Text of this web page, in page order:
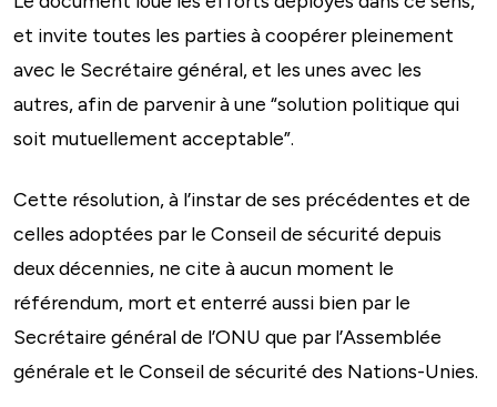
et invite toutes les parties à coopérer pleinement
avec le Secrétaire général, et les unes avec les
autres, afin de parvenir à une “solution politique qui
soit mutuellement acceptable”.
Cette résolution, à l’instar de ses précédentes et de
celles adoptées par le Conseil de sécurité depuis
deux décennies, ne cite à aucun moment le
référendum, mort et enterré aussi bien par le
Secrétaire général de l’ONU que par l’Assemblée
générale et le Conseil de sécurité des Nations-Unies.